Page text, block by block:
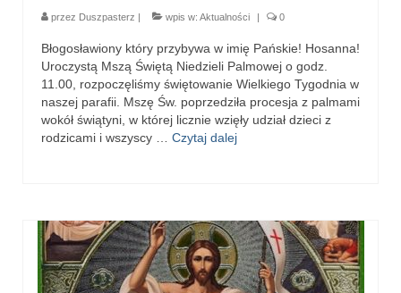
Kaplica Adoracji
Pracownicy
e-Katolik
Nabożeństwa
Sakramenty
Sakrament chrztu
przez Duszpasterz wpis w: Aktualności 0
Błogosławiony który przybywa w imię Pańskie! Hosanna!
Uroczystą Mszą Świętą Niedzieli Palmowej o godz.
11.00, rozpoczęliśmy świętowanie Wielkiego Tygodnia w
naszej parafii. Mszę Św. poprzedziła procesja z palmami
wokół świątyni, w której licznie wzięły udział dzieci z
rodzicami i wszyscy … Czytaj dalej